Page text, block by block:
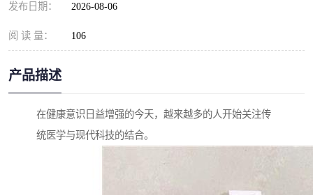
发布日期： 2026-08-06
阅 读 量： 106
产品描述
在健康意识日益增强的今天，越来越多的人开始关注传
统医学与现代科技的结合。